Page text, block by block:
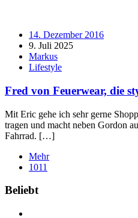
14. Dezember 2016
9. Juli 2025
Markus
Lifestyle
Fred von Feuerwear, die
Mit Eric gehe ich sehr gerne
tragen und macht neben Gordon
Fahrrad. […]
Mehr
1011
Widgets
Beliebt